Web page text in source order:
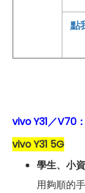
點
vivo Y31／V70
vivo Y31 5G
學生、小
用夠順的